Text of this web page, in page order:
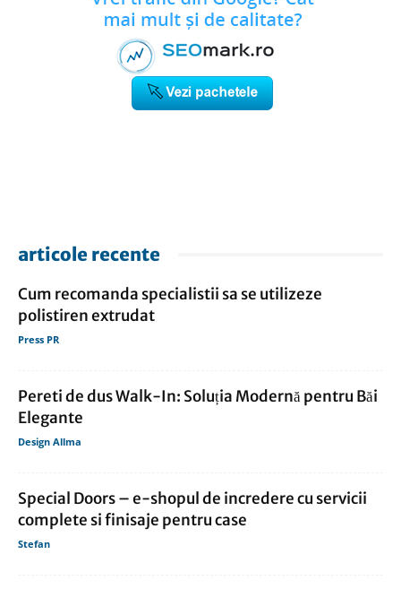
articole recente
Cum recomanda specialistii sa se utilizeze
polistiren extrudat
Press PR
Pereti de dus Walk-In: Soluția Modernă pentru Băi
Elegante
Design Allma
Special Doors – e-shopul de incredere cu servicii
complete si finisaje pentru case
Stefan